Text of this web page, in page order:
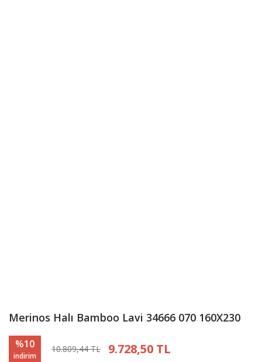
Merinos Halı Bamboo Lavi 34666 070 160X230
%10
indirim
10.809,44 TL 9.728,50 TL